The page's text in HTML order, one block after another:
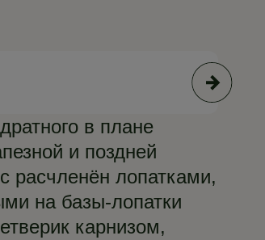
в плане
и поздней
расчленён лопатками,
на базы-лопатки
карнизом,